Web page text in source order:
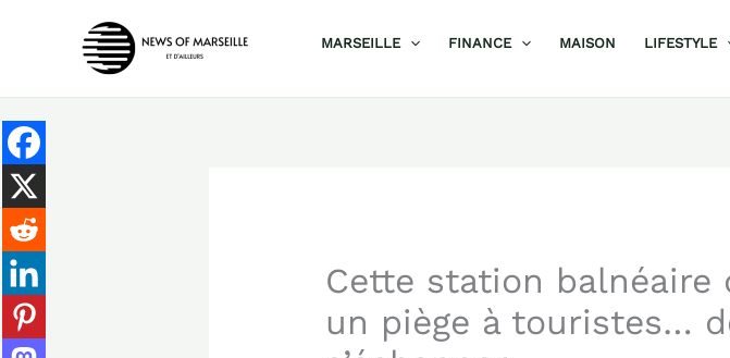
MARSEILLE FINANCE MAISON LIFESTYLE
Cette station balnéaire
un piège à touristes…